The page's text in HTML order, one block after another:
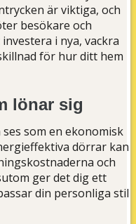
är viktiga, och
besökare och
i nya, vackra
för hur ditt hem
lönar sig
som en ekonomisk
dörrar kan
och
ger det dig ett
din personliga stil